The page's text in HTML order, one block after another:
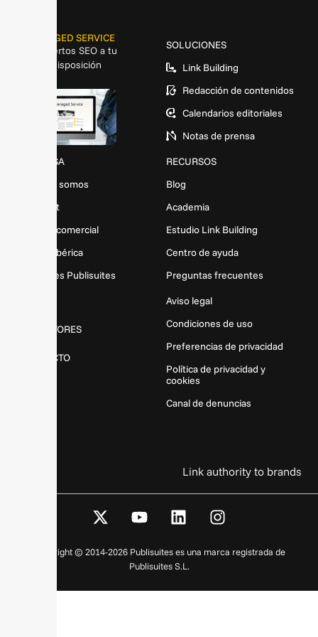
MANAGED SERVICE
Expertos SEO a tu
disposición
SOLUCIONES
Link Building
Redacción de contenidos
Calendarios editoriales
Notas de prensa
EMPRESA
Quiénes somos
Press Kit
Dossier comercial
Prensa Ibérica
Opiniones Publisuites
RECURSOS
Blog
Academia
Estudio Link Building
Centro de ayuda
Preguntas frecuentes
REDACTORES
CONTACTO
Aviso legal
Condiciones de uso
Preferencias de privacidad
Política de privacidad y
cookies
Canal de denuncias
Link authority to brands
Copyright © 2014-2026 Publisuites es una marca registrada de
Publisuites S.L.
X
-
w
t
Y
o
t
u
b
L
i
k
e
d
I
n
t
g